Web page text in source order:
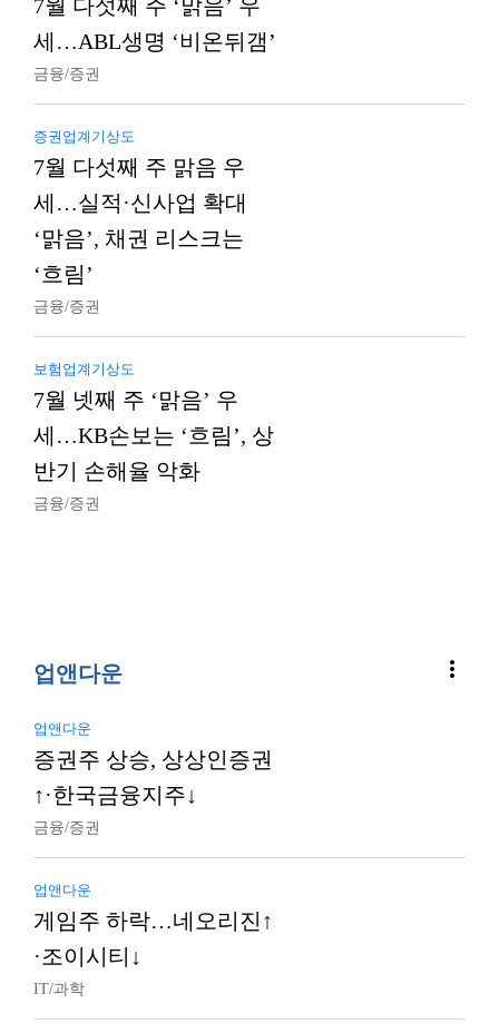
7월 다섯째 주 ‘맑음’ 우
세…ABL생명 ‘비온뒤갬’
금융/증권
증권업계기상도
7월 다섯째 주 맑음 우
세…실적·신사업 확대
‘맑음’, 채권 리스크는
‘흐림’
금융/증권
보험업계기상도
7월 넷째 주 ‘맑음’ 우
세…KB손보는 ‘흐림’, 상
반기 손해율 악화
금융/증권
업앤다운 more_vert
업앤다운
증권주 상승, 상상인증권
↑·한국금융지주↓
금융/증권
업앤다운
게임주 하락…네오리진↑
·조이시티↓
IT/과학